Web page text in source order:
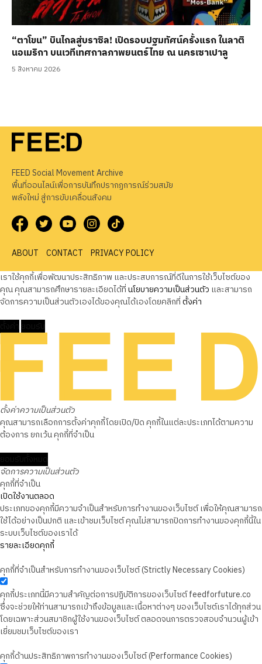
“ตาโขน” บินไกลสู่บราซิล! เปิดรอบปฐมทัศน์ครั้งแรก ในลาติ
นอเมริกา บนเวทีเทศกาลภาพยนตร์ไทย ณ นครเซาเปาลู
5 สิงหาคม 2026
FEED Social Movement Archive
พื้นที่ออนไลน์เพื่อการบันทึกปรากฏการณ์ร่วมสมัย
พลังใหม่ สู่การขับเคลื่อนสังคม
ABOUT CONTACT
PRIVACY POLICY
เราใช้คุกกี้เพื่อพัฒนาประสิทธิภาพ และประสบการณ์ที่ดีในการใช้เว็บไซต์ของ
คุณ คุณสามารถศึกษารายละเอียดได้ที่นโยบายความเป็นส่วนตัว และสามารถ
จัดการความเป็นส่วนตัวเองได้ของคุณได้เองโดยคลิกที่ตั้งค่า
ตั้งค่าความเป็นส่วนตัว
คุณสามารถเลือกการตั้งค่าคุกกี้โดยเปิด/ปิด คุกกี้ในแต่ละประเภทได้ตามความ
ต้องการ ยกเว้น คุกกี้ที่จำเป็น
จัดการความเป็นส่วนตัว
คุกกี้ที่จำเป็น
เปิดใช้งานตลอด
ประเภทของคุกกี้มีความจำเป็นสำหรับการทำงานของเว็บไซต์ เพื่อให้คุณสามารถ
ใช้ได้อย่างเป็นปกติ และเข้าชมเว็บไซต์ คุณไม่สามารถปิดการทำงานของคุกกี้นี้ใน
ระบบเว็บไซต์ของเราได้
รายละเอียดคุกกี้
คุกกี้ที่จำเป็นสำหรับการทำงานของเว็บไซต์ (Strictly Necessary Cookies)
คุกกี้ประเภทนี้มีความสำคัญต่อการปฏิบัติการของเว็บไซต์ feedforfuture.co
ซึ่งจะช่วยให้ท่านสามารถเข้าถึงข้อมูลและเนื้อหาต่างๆ ของเว็บไซต์เราได้ทุกส่วน
โดยเฉพาะส่วนสมาชิกผู้ใช้งานของเว็บไซต์ ตลอดจนการตรวจสอบจำนวนผู้เข้า
เยี่ยมชมเว็บไซต์ของเรา
คุกกี้ด้านประสิทธิภาพการทำงานของเว็บไซต์ (Performance Cookies)